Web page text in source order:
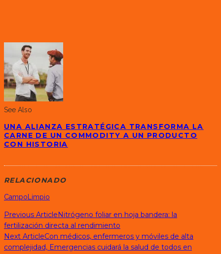
See Also
UNA ALIANZA ESTRATÉGICA TRANSFORMA LA
CARNE DE UN COMMODITY A UN PRODUCTO
CON HISTORIA
RELACIONADO
CampoLimpio
Previous Article Nitrógeno foliar en hoja bandera: la
fertilización directa al rendimiento
Next ArticleCon médicos, enfermeros y móviles de alta
complejidad, Emergencias cuidará la salud de todos en